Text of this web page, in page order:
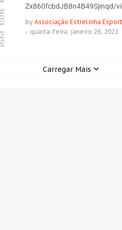
Zx860fcbdJB8n4B49Sjinqd/
by Associação Estrelinha
- quarta-feira, janeiro 26, 2022
Carregar Mais